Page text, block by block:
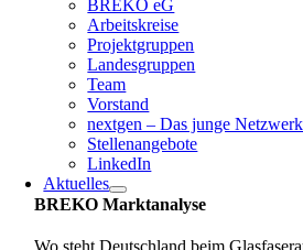
BREKO eG
Arbeitskreise
Projektgruppen
Landesgruppen
Team
Vorstand
nextgen – Das junge
Stellenangebote
LinkedIn
Aktuelles
BREKO Marktanalyse